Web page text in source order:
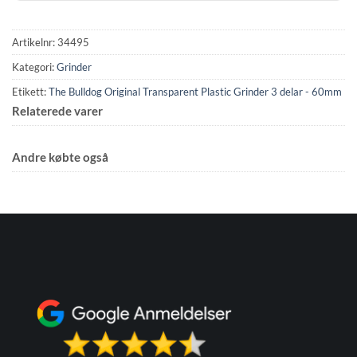
Artikelnr:34495
Kategori:Grinder
Etikett:The Bulldog Original Transparent Plastic Grinder 3 delar - 60mm
Relaterede varer
Andre købte også